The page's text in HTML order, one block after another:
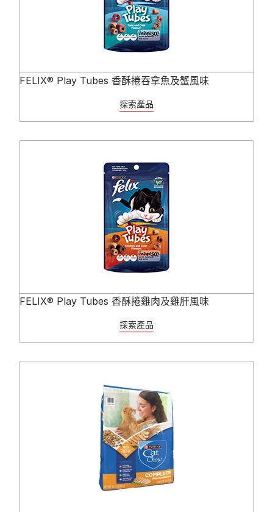
FELIX® Play Tubes 香酥捲吞拿魚及蟹風味
探索產品
FELIX® Play Tubes 香酥捲雞肉及雞肝風味
探索產品